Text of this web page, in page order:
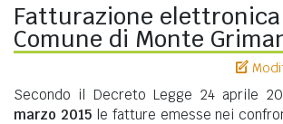
Fatturazione elettronica
Comune di Monte
Secondo il Decreto Legge 24 aprile
marzo 2015le fatture emesse nei